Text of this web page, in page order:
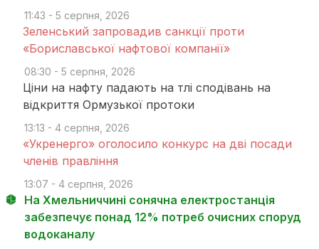
11:43 - 5 серпня, 2026
Зеленський запровадив санкції проти
«Бориславської нафтової компанії»
08:30 - 5 серпня, 2026
Ціни на нафту падають на тлі сподівань на
відкриття Ормузької протоки
13:13 - 4 серпня, 2026
«Укренерго» оголосило конкурс на дві посади
членів правління
13:07 - 4 серпня, 2026
На Хмельниччині сонячна електростанція
забезпечує понад 12% потреб очисних споруд
водоканалу